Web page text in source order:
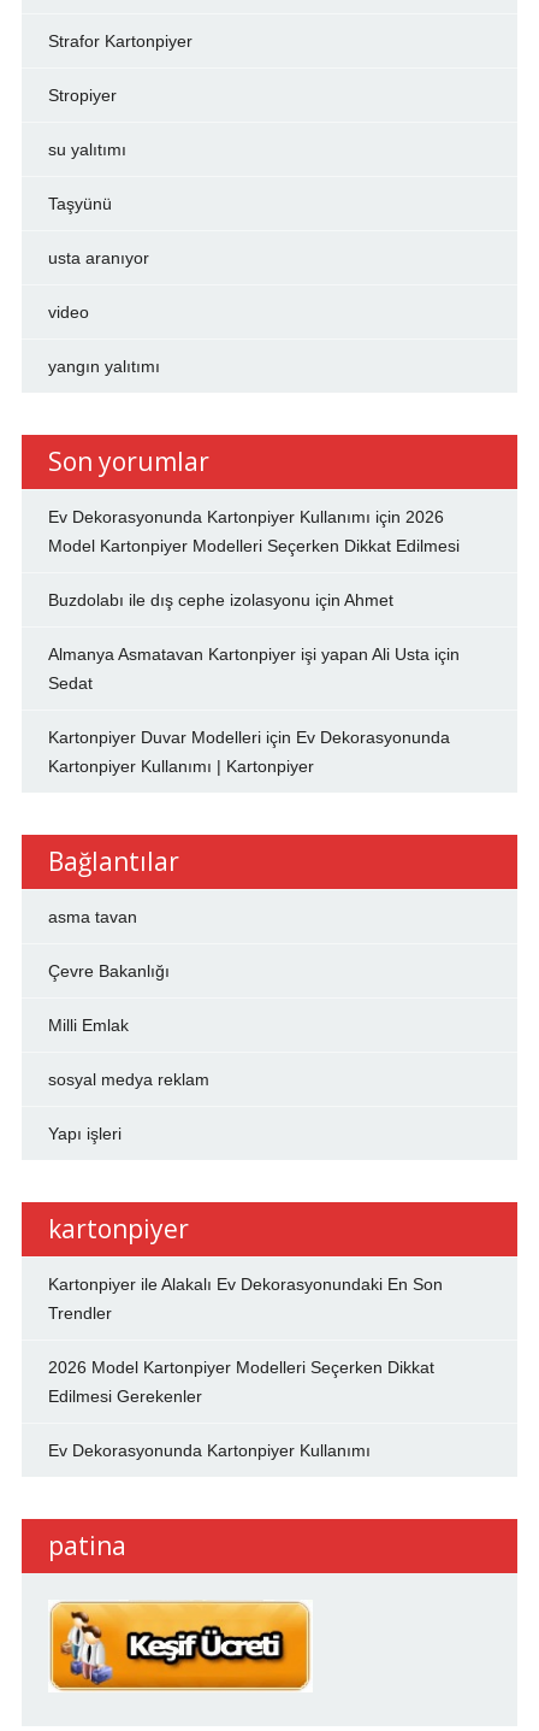
Strafor Kartonpiyer
Stropiyer
su yalıtımı
Taşyünü
usta aranıyor
video
yangın yalıtımı
Son yorumlar
Ev Dekorasyonunda Kartonpiyer Kullanımı için 2026
Model Kartonpiyer Modelleri Seçerken Dikkat Edilmesi
Buzdolabı ile dış cephe izolasyonu için Ahmet
Almanya Asmatavan Kartonpiyer işi yapan Ali Usta için
Sedat
Kartonpiyer Duvar Modelleriiçin Ev Dekorasyonunda
Kartonpiyer Kullanımı | Kartonpiyer
Bağlantılar
asma tavan
Çevre Bakanlığı
Milli Emlak
sosyal medya reklam
Yapı işleri
kartonpiyer
Kartonpiyer ile Alakalı Ev Dekorasyonundaki En Son
Trendler
2026 Model Kartonpiyer Modelleri Seçerken Dikkat
Edilmesi Gerekenler
Ev Dekorasyonunda Kartonpiyer Kullanımı
patina